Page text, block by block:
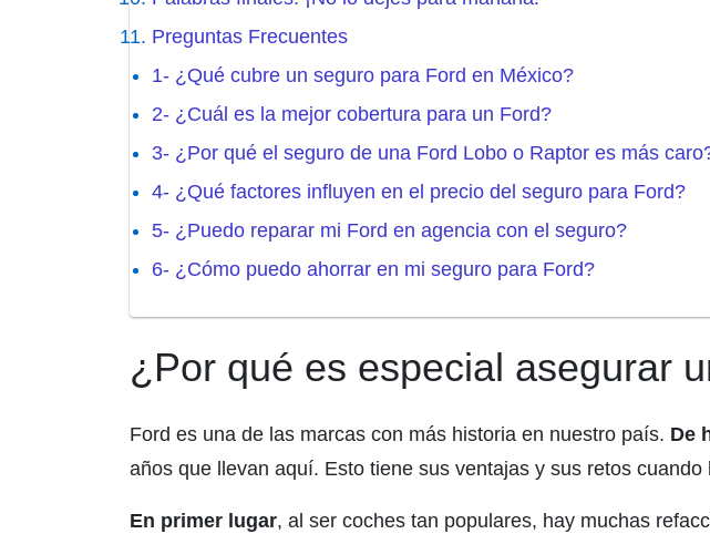
Preguntas Frecuentes
1- ¿Qué cubre un seguro para Ford en México?
2- ¿Cuál es la mejor cobertura para un Ford?
3- ¿Por qué el seguro de una Ford Lobo o Raptor es más
4- ¿Qué factores influyen en el precio del seguro para Ford?
5- ¿Puedo reparar mi Ford en agencia con el seguro?
6- ¿Cómo puedo ahorrar en mi seguro para Ford?
¿Por qué es especial asegurar
Ford es una de las marcas con más historia en nuestro país. De
años que llevan aquí. Esto tiene sus ventajas y sus retos cuando
En primer lugar, al ser coches tan populares, hay muchas